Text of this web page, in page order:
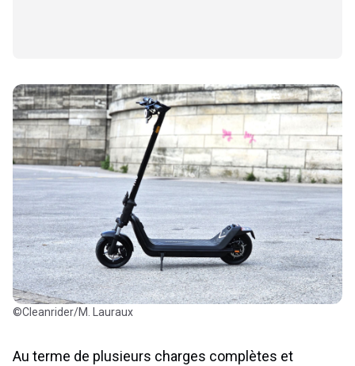
©Cleanrider/M. Lauraux
Au terme de plusieurs charges complètes et